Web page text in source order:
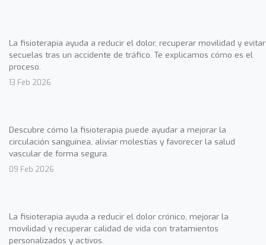
La fisioterapia ayuda a reducir el dolor, recuperar movilidad y evitar
secuelas tras un accidente de tráfico. Te explicamos cómo es el
proceso.
13 Feb 2026
Descubre cómo la fisioterapia puede ayudar a mejorar la
circulación sanguínea, aliviar molestias y favorecer la salud
vascular de forma segura.
09 Feb 2026
La fisioterapia ayuda a reducir el dolor crónico, mejorar la
movilidad y recuperar calidad de vida con tratamientos
personalizados y activos.